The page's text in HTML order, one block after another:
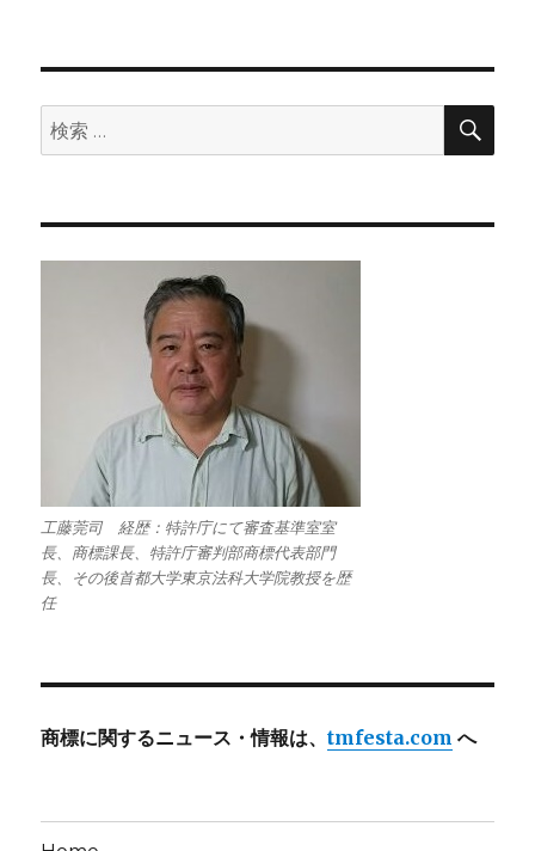
検
索:
検
工藤莞司 経歴：特許庁にて審査基準室室
長、商標課長、特許庁審判部商標代表部門
長、その後首都大学東京法科大学院教授を歴
任
商標に関するニュース・情報は、tmfesta.com へ